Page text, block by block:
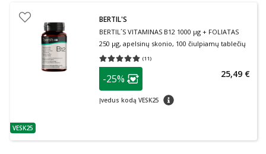
patarimas
VESK25
BERTIL'S
BERTIL´S VITAMINAS B12 1000 µg + FOLIATAS
250 µg, apelsinų skonio, 100 čiulpiamų tablečių
(11)
Vidutinis įvertinimas 5.00
patarimas
Lojalumo klubo narių nuolaida
-25%
Įvedus kodą VESK25 patarimas
25,49 €